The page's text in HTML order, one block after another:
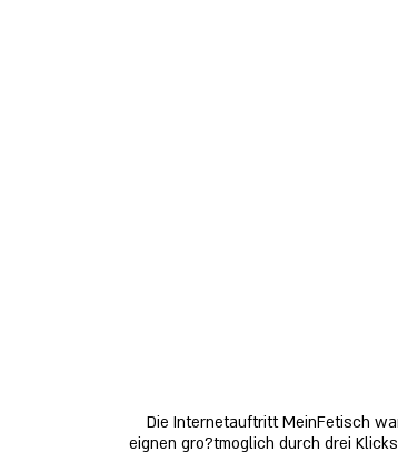
Die Internetauftritt MeinFetisch
eignen gro?tmoglich durch drei